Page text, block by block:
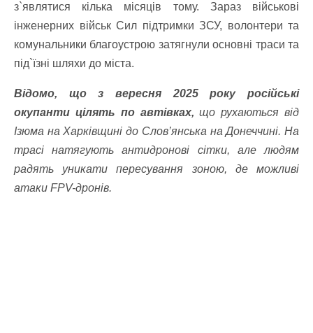
з`являтися кілька місяців тому. Зараз військові
інженерних військ Сил підтримки ЗСУ, волонтери та
комунальники благоустрою затягнули основні траси та
під`їзні шляхи до міста.
Відомо, що з вересня 2025 року російські
окупанти цілять по автівках, що рухаються від
Ізюма на Харківщині до Слов’янська на Донеччині. На
трасі натягують антидронові сітки, але людям
радять уникати пересування зоною, де можливі
атаки FPV-дронів.